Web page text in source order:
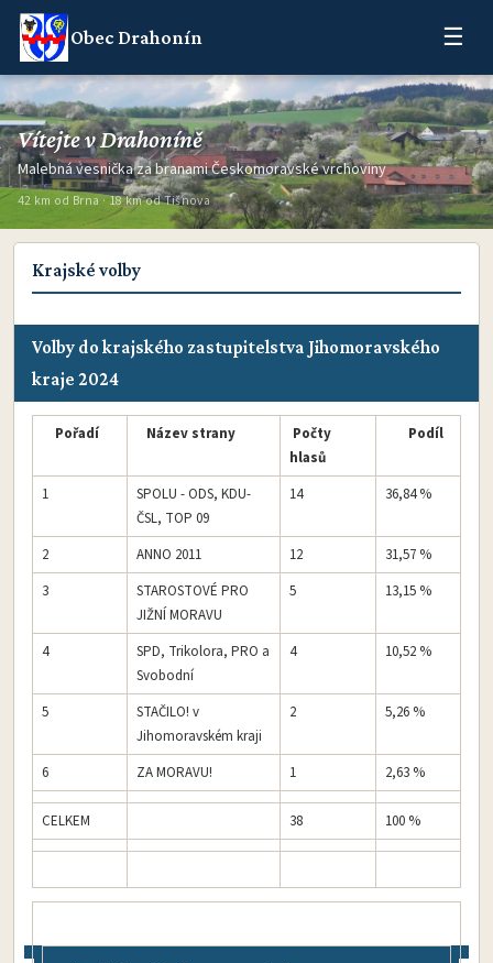
Obec Drahonín ☰
Vítejte v Drahoníně
Malebná vesnička za branami Českomoravské vrchoviny
42 km od Brna · 18 km od Tišnova
Krajské volby
Volby do krajského zastupitelstva Jihomoravského
kraje 2024
Pořadí Název strany
Počty
hlasů
Podíl
1
SPOLU - ODS, KDU-
ČSL, TOP 09​
14 36,84 %
2 ANNO 2011 12
31,57 %
3
STAROSTOVÉ PRO
JIŽNÍ MORAVU
5 13,15 %
4
SPD, Trikolora, PRO a
Svobodní​
4 10,52 %
5
STAČILO! v
Jihomoravském kraji​
2 5,26 %
6 ZA MORAVU!​ 1 2,63 %
CELKEM 38 100 %